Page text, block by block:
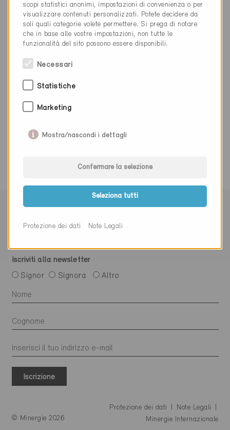
Realizzazione
Illuminazione / Elettricità
0 Edifici Minergie (0 Certificati)
Iscriviti alla newsletter
Signor
Signora Altro
Iscrizione
© Minergie 2026
Protezione dei dati
Note Legali
Minergie Internazionale
scopi statistici anonimi, impostazioni di convenienza o per
visualizzare contenuti personalizzati. Potete decidere da
soli quali categorie volete permettere. Si prega di notare
che in base alle vostre impostazioni, non tutte le
funzionalità del sito possono essere disponibili.
Necessari
Statistiche
Marketing
Mostra/nascondi i dettagli
Confermare la selezione
Seleziona tutti
Protezione dei dati Note Legali